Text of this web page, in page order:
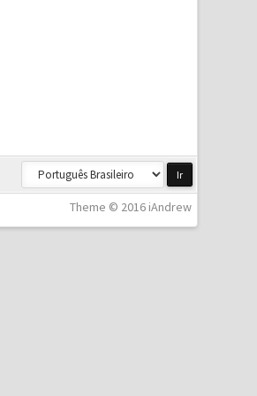
Theme © 2016 iAndrew